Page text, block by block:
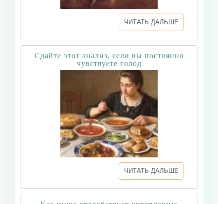
ЧИТАТЬ ДАЛЬШЕ
Сдайте этот анализ, если вы постоянно
чувствуете голод
ЧИТАТЬ ДАЛЬШЕ